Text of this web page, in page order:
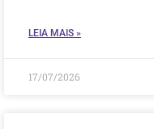
LEIA MAIS »
17/07/2026